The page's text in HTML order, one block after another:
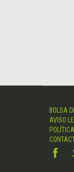
BOLSA
AVISO